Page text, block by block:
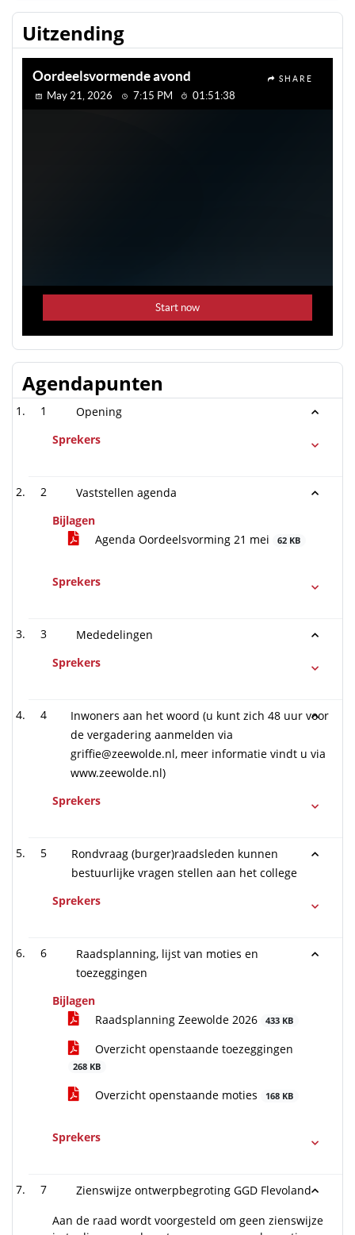
Uitzending
Agendapunten
1
Opening
Sprekers
2
Vaststellen agenda
Bijlagen
Agenda Oordeelsvorming 21 mei
62 KB
Sprekers
3
Mededelingen
Sprekers
4
Inwoners aan het woord (u kunt zich 48 uur voor
de vergadering aanmelden via
griffie@zeewolde.nl, meer informatie vindt u via
www.zeewolde.nl)
Sprekers
5
Rondvraag (burger)raadsleden kunnen
bestuurlijke vragen stellen aan het college
Sprekers
6
Raadsplanning, lijst van moties en
toezeggingen
Bijlagen
Raadsplanning Zeewolde 2026
433 KB
Overzicht openstaande toezeggingen
268 KB
Overzicht openstaande moties 168 KB
Sprekers
7
Zienswijze ontwerpbegroting GGD Flevoland
Aan de raad wordt voorgesteld om geen zienswijze